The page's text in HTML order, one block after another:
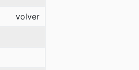
volver